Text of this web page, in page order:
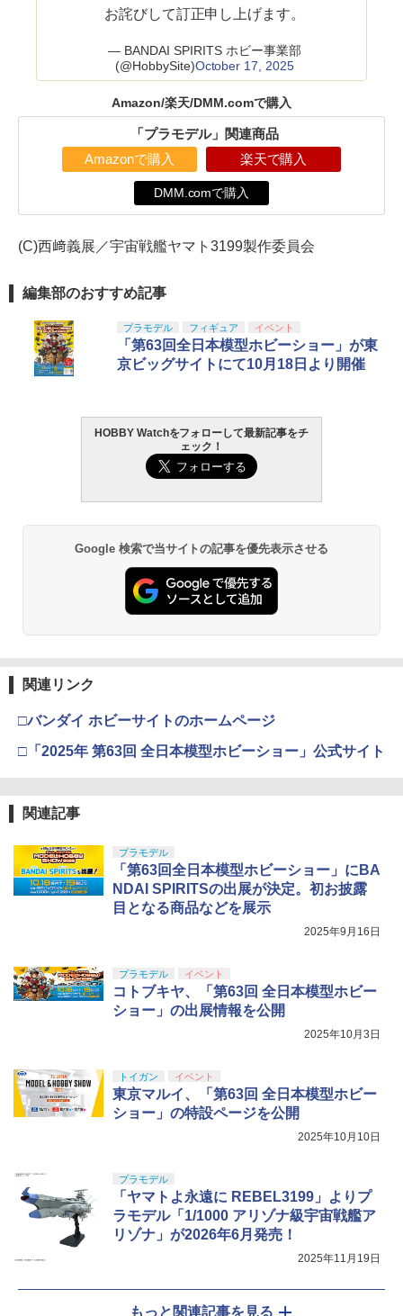
お詫びして訂正申し上げます。
— BANDAI SPIRITS ホビー事業部
(@HobbySite)October 17, 2025
Amazon/楽天/DMM.comで購入
「プラモデル」関連商品
Amazonで購入 楽天で購入
DMM.comで購入
(C)西﨑義展／宇宙戦艦ヤマト3199製作委員会
編集部のおすすめ記事
プラモデル フィギュア イベント
「第63回全日本模型ホビーショー」が東
京ビッグサイトにて10月18日より開催
HOBBY Watchをフォローして最新記事をチ
ェック！
Google 検索で当サイトの記事を優先表示させる
関連リンク
□バンダイ ホビーサイトのホームページ
□「2025年 第63回 全日本模型ホビーショー」公式サイト
関連記事
プラモデル
「第63回全日本模型ホビーショー」にBA
NDAI SPIRITSの出展が決定。初お披露
目となる商品などを展示
2025年9月16日
プラモデル イベント
コトブキヤ、「第63回 全日本模型ホビー
ショー」の出展情報を公開
2025年10月3日
トイガン イベント
東京マルイ、「第63回 全日本模型ホビー
ショー」の特設ページを公開
2025年10月10日
プラモデル
「ヤマトよ永遠に REBEL3199」よりプ
ラモデル「1/1000 アリゾナ級宇宙戦艦ア
リゾナ」が2026年6月発売！
2025年11月19日
もっと関連記事を見る